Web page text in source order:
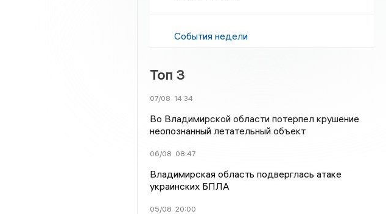
События недели
Топ 3
07/08 14:34
Во Владимирской области потерпел крушение
неопознанный летательный объект
06/08 08:47
Владимирская область подверглась атаке
украинских БПЛА
05/08 20:00